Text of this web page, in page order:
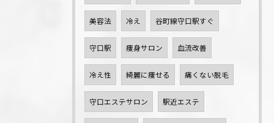
美容法 冷え 谷町線守口駅すぐ
守口駅 痩身サロン 血流改善
冷え性 綺麗に痩せる 痛くない脱毛
守口エステサロン 駅近エステ